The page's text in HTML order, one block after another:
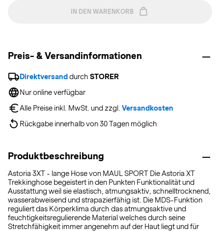
IN DEN WARENKORB
Preis- & Versandinformationen
Direktversand durch STORER
Nur online verfügbar
Alle Preise inkl. MwSt. und zzgl. Versandkosten
Rückgabe innerhalb von 30 Tagen möglich
Produktbeschreibung
Astoria 3XT - lange Hose von MAUL SPORT Die Astoria XT
Trekkinghose begeistert in den Punkten Funktionalität und
Ausstattung weil sie elastisch, atmungsaktiv, schnelltrocknend,
wasserabweisend und strapazierfähig ist. Die MDS-Funktion
reguliert das Körperklima durch das atmungsaktive und
feuchtigkeitsregulierende Material welches durch seine
Stretchfähigkeit immer angenehm auf der Haut liegt und für